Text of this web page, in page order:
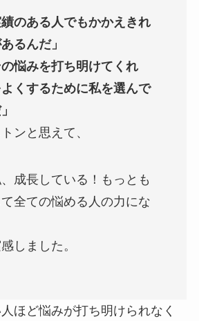
のある人でもかかえきれ
るんだ」
の悩みを打ち明けてくれ
くするために私を選んで
ンと思えて、
、成長している！もっとも
全ての悩める人の力にな
しました。
ほど悩みが打ち明けられなく